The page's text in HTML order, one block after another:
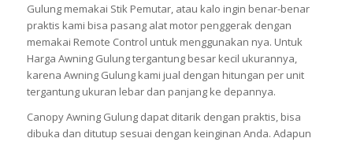
Gulung memakai Stik Pemutar, atau kalo ingin benar-benar
praktis kami bisa pasang alat motor penggerak dengan
memakai Remote Control untuk menggunakan nya. Untuk
Harga Awning Gulung tergantung besar kecil ukurannya,
karena Awning Gulung kami jual dengan hitungan per unit
tergantung ukuran lebar dan panjang ke depannya.
Canopy Awning Gulung dapat ditarik dengan praktis, bisa
dibuka dan ditutup sesuai dengan keinginan Anda. Adapun